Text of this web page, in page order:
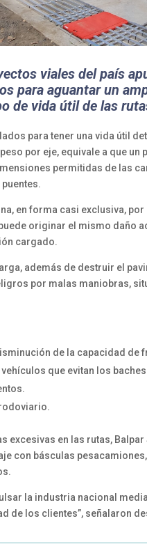
viales del país
para aguantar un
de vida útil de las
para tener una vida útil
por eje, equivale a que
permitidas de las
en forma casi exclusiva,
originar el mismo daño
cargado.
además de destruir el
por malas maniobras,
de la capacidad de
que evitan los
excesivas en las rutas,
con básculas
la industria nacional
de los clientes”, señalaron